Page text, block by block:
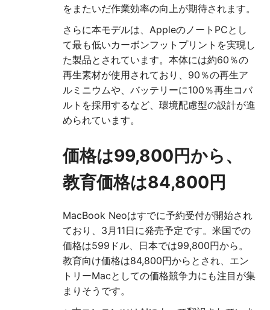
をまたいだ作業効率の向上が期待されます。
さらに本モデルは、AppleのノートPCとし
て最も低いカーボンフットプリントを実現し
た製品とされています。本体には約60％の
再生素材が使用されており、90％の再生ア
ルミニウムや、バッテリーに100％再生コバ
ルトを採用するなど、環境配慮型の設計が進
められています。
価格は99,800円から、
教育価格は84,800円
MacBook Neoはすでに予約受付が開始され
ており、3月11日に発売予定です。米国での
価格は599ドル、日本では99,800円から。
教育向け価格は84,800円からとされ、エン
トリーMacとしての価格競争力にも注目が集
まりそうです。